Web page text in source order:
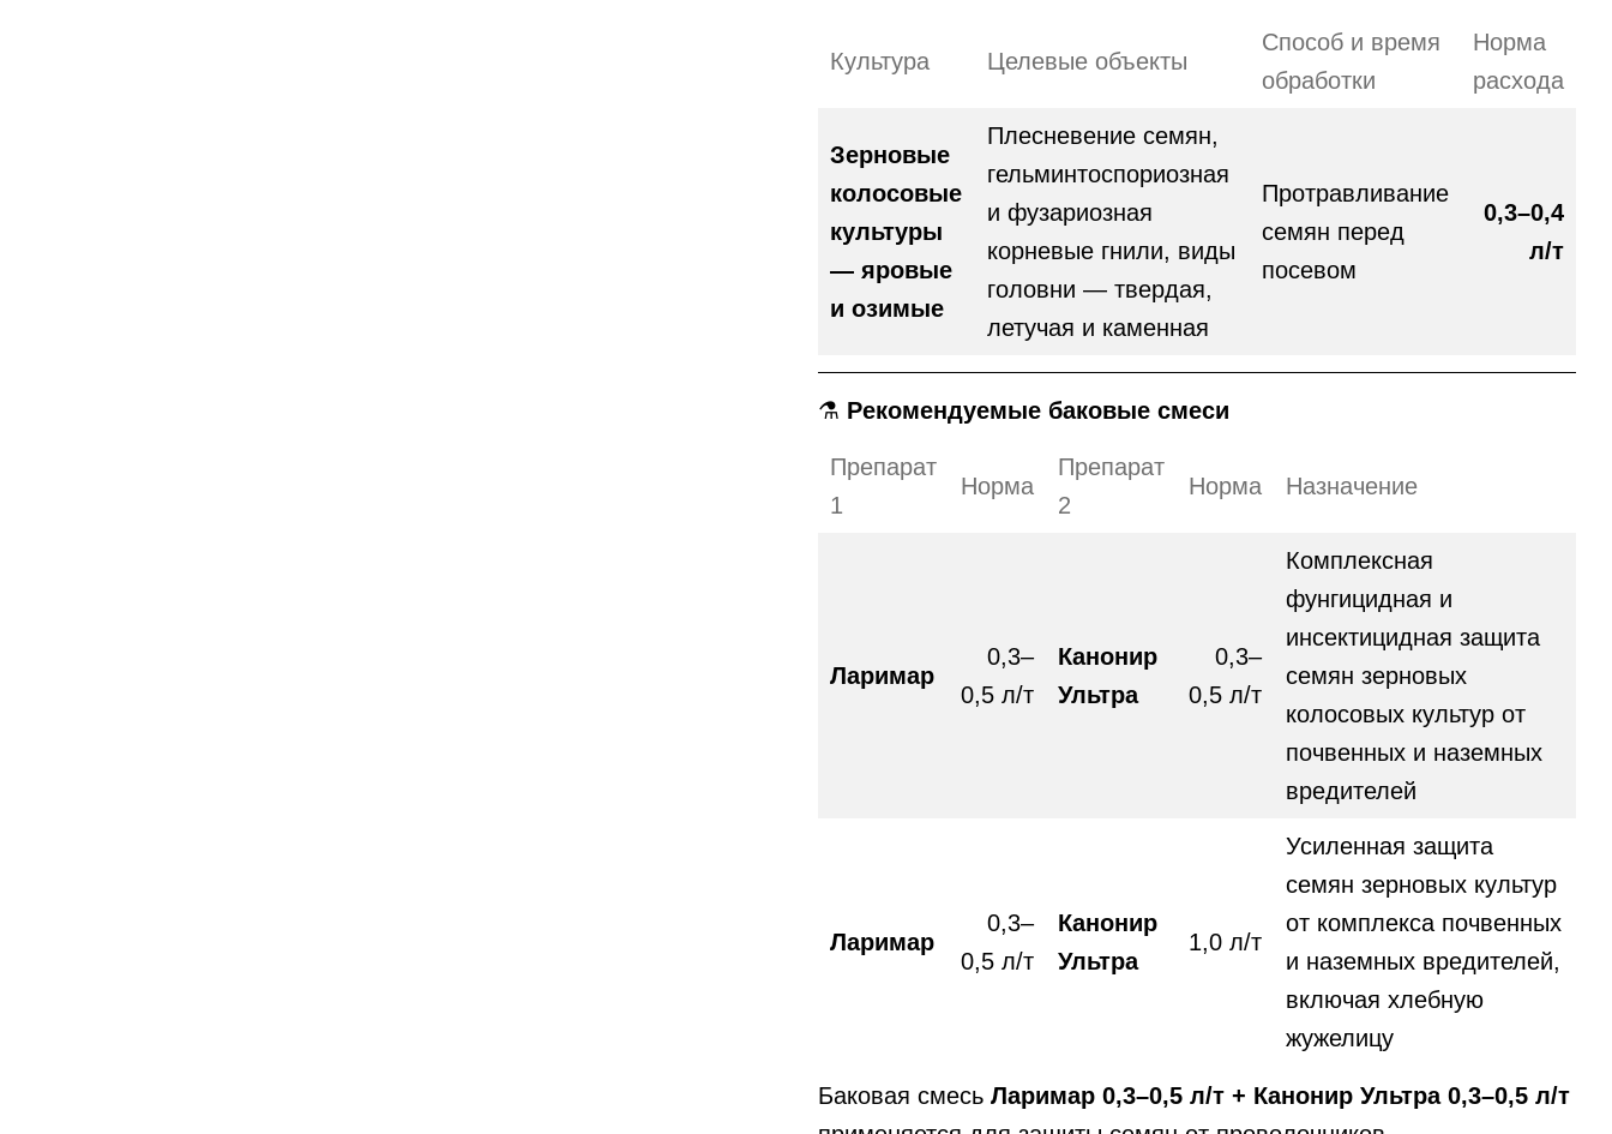
Культура Целевые объекты
Способ и время
обработки
Норма
расхода
Зерновые
колосовые
культуры
— яровые
и озимые
Плесневение семян,
гельминтоспориозная
и фузариозная
корневые гнили, виды
головни — твердая,
летучая и каменная
Протравливание
семян перед
посевом
0,3–0,4
л/т
⚗️ Рекомендуемые баковые смеси
Препарат
1
Норма
Препарат
2
Норма Назначение
Ларимар
0,3–
0,5 л/т
Канонир
Ультра
0,3–
0,5 л/т
Комплексная
фунгицидная и
инсектицидная защита
семян зерновых
колосовых культур от
почвенных и наземных
вредителей
Ларимар
0,3–
0,5 л/т
Канонир
Ультра
1,0 л/т
Усиленная защита
семян зерновых культур
от комплекса почвенных
и наземных вредителей,
включая хлебную
жужелицу
Баковая смесь Ларимар 0,3–0,5 л/т + Канонир Ультра 0,3–0,5 л/т